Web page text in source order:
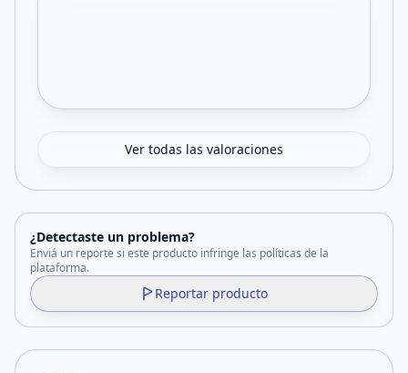
Ver todas las valoraciones
¿Detectaste un problema?
Enviá un reporte si este producto infringe las políticas de la
plataforma.
Reportar producto